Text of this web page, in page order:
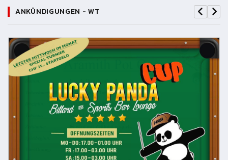
ANKÜNDIGUNGEN - WT